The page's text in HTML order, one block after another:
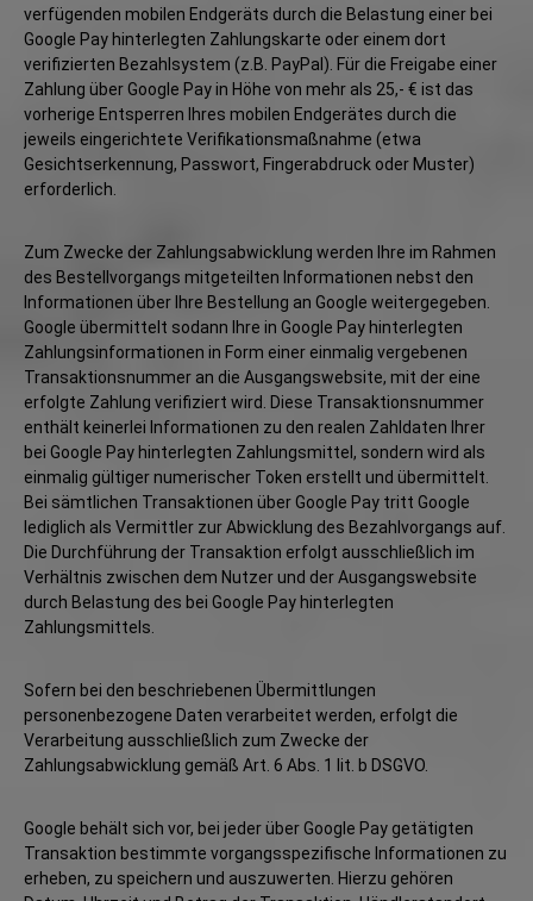
verfügenden mobilen Endgeräts durch die Belastung einer bei
Google Pay hinterlegten Zahlungskarte oder einem dort
verifizierten Bezahlsystem (z.B. PayPal). Für die Freigabe einer
Zahlung über Google Pay in Höhe von mehr als 25,- € ist das
vorherige Entsperren Ihres mobilen Endgerätes durch die
jeweils eingerichtete Verifikationsmaßnahme (etwa
Gesichtserkennung, Passwort, Fingerabdruck oder Muster)
erforderlich.
Zum Zwecke der Zahlungsabwicklung werden Ihre im Rahmen
des Bestellvorgangs mitgeteilten Informationen nebst den
Informationen über Ihre Bestellung an Google weitergegeben.
Google übermittelt sodann Ihre in Google Pay hinterlegten
Zahlungsinformationen in Form einer einmalig vergebenen
Transaktionsnummer an die Ausgangswebsite, mit der eine
erfolgte Zahlung verifiziert wird. Diese Transaktionsnummer
enthält keinerlei Informationen zu den realen Zahldaten Ihrer
bei Google Pay hinterlegten Zahlungsmittel, sondern wird als
einmalig gültiger numerischer Token erstellt und übermittelt.
Bei sämtlichen Transaktionen über Google Pay tritt Google
lediglich als Vermittler zur Abwicklung des Bezahlvorgangs auf.
Die Durchführung der Transaktion erfolgt ausschließlich im
Verhältnis zwischen dem Nutzer und der Ausgangswebsite
durch Belastung des bei Google Pay hinterlegten
Zahlungsmittels.
Sofern bei den beschriebenen Übermittlungen
personenbezogene Daten verarbeitet werden, erfolgt die
Verarbeitung ausschließlich zum Zwecke der
Zahlungsabwicklung gemäß Art. 6 Abs. 1 lit. b DSGVO.
Google behält sich vor, bei jeder über Google Pay getätigten
Transaktion bestimmte vorgangsspezifische Informationen zu
erheben, zu speichern und auszuwerten. Hierzu gehören